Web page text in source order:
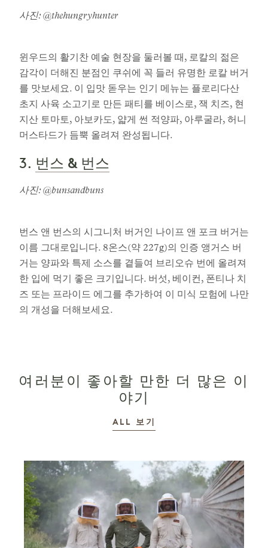
사진: @thehungryhunter
윈우드의 활기찬 예술 현장을 둘러볼 때, 로칼의 젊은
감각이 더해진 분점인 쿠쉬에 꼭 들러 유명한 로칼 버거
를 맛보세요. 이 입맛 돋우는 인기 메뉴는 플로리다산
초지 사육 소고기로 만든 패티를 베이스로, 잭 치즈, 현
지산 토마토, 아보카도, 얇게 썬 적양파, 아루굴라, 허니
머스타드가 듬뿍 올려져 완성됩니다.
3. 번스 & 번스
사진: @bunsandbuns
번스 앤 번스의 시그니처 버거인 나이프 앤 포크 버거는
이름 그대로입니다. 8온스(약 227g)의 인증 앵거스 버
거는 양파와 특제 소스를 곁들여 브리오슈 번에 올려져
한 입에 먹기 좋은 크기입니다. 버섯, 베이컨, 폰티나 치
즈 또는 프라이드 에그를 추가하여 이 미식 모험에 나만
의 개성을 더해보세요.
여러분이 좋아할 만한 더 많은 이
야기
ALL 이야기
보기